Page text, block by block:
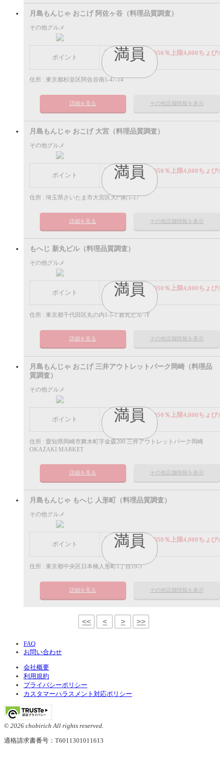
満員
月島もんじゃ おこげ 阿佐ヶ谷（料理品質調査）
その他グルメ
ポイント
謝礼： 飲食代金の50％上限4,000ちょび
イント
住所 : 東京都杉並区阿佐谷南1-47-14
詳細を見る その他店舗情報を表示
満員
月島もんじゃ おこげ 大宮（料理品質調査）
その他グルメ
ポイント
謝礼： 飲食代金の50％上限4,000ちょび
イント
住所 : 埼玉県さいたま市大宮区大門町1-17
詳細を見る その他店舗情報を表示
満員
もへじ 新丸ビル（料理品質調査）
その他グルメ
ポイント
謝礼： 飲食代金の50％上限4,000ちょび
イント
住所 : 東京都千代田区丸の内1-5-1 新丸ビル 7F
詳細を見る その他店舗情報を表示
満員
月島もんじゃ おこげ 三井アウトレットパーク岡崎（料理品
質調査）
その他グルメ
ポイント
謝礼： 飲食代金の50％上限4,000ちょび
イント
住所 : 愛知県岡崎市舞木町字金森200 三井アウトレットパーク岡崎
OKAZAKI MARKET
詳細を見る その他店舗情報を表示
満員
月島もんじゃ もへじ 人形町（料理品質調査）
その他グルメ
ポイント
謝礼： 飲食代金の50％上限4,000ちょび
イント
住所 : 東京都中央区日本橋人形町1丁目19-5
詳細を見る その他店舗情報を表示
<< < > >>
FAQ
お問い合わせ
会社概要
利用規約
プライバシーポリシー
カスタマーハラスメント対応ポリシー
© 2026 chobirich All rights reserved.
適格請求書番号：T6011301011613